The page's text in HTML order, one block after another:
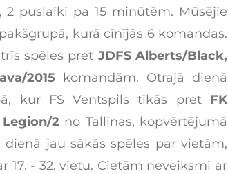
puslaiki pa 15 minūtēm. Mūsējie
kurā cīnījās 6 komandas.
spēles pret JDFS Alberts/Black,
2015 komandām. Otrajā dienā
kur FS Ventspils tikās pret FK
Legion/2 no Tallinas, kopvērtējumā
dienā jau sākās spēles par vietām,
17. - 32. vietu. Cietām neveiksmi ar